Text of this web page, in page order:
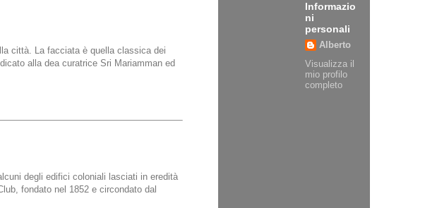
città. La facciata è quella classica dei
alla dea curatrice Sri Mariamman ed
degli edifici coloniali lasciati in eredità
fondato nel 1852 e circondato dal
Informazio
ni
personali
Alberto
Visualizza il
mio profilo
completo